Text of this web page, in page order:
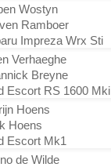
Wostyn
Ramboer
Impreza Wrx Sti
Verhaeghe
Breyne
Escort RS 1600 Mki
Hoens
Hoens
Escort Mk1
de Wilde